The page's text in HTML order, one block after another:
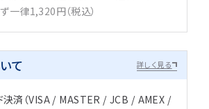
一律1,320円（税込）
て 詳しく見る
決済（VISA / MASTER / JCB / AMEX /